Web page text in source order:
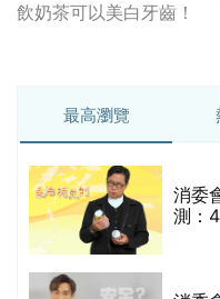
飲奶茶可以美白牙齒！
最高瀏覽
消委
測：